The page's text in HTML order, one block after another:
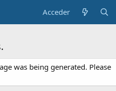
Acceder
was being generated. Please